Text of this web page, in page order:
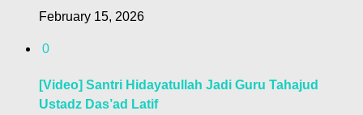
February 15, 2026
0
[Video] Santri Hidayatullah Jadi Guru Tahajud
Ustadz Das’ad Latif